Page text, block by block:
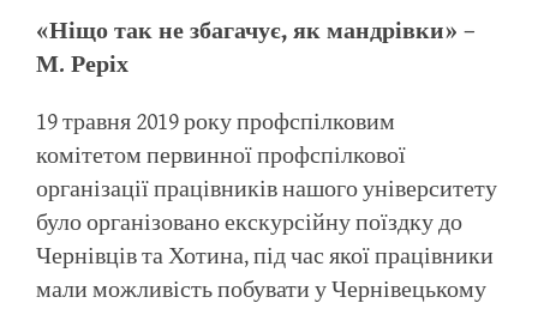
«Ніщо так не збагачує, як мандрівки» –
М. Реріх
19 травня 2019 року профспілковим
комітетом первинної профспілкової
організації працівників нашого університету
було організовано екскурсійну поїздку до
Чернівців та Хотина, під час якої працівники
мали можливість побувати у Чернівецькому